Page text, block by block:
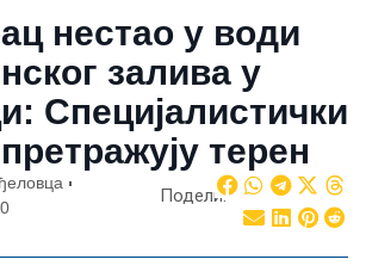
нестао у води
залива у
Специјалистички
терен
Подели: